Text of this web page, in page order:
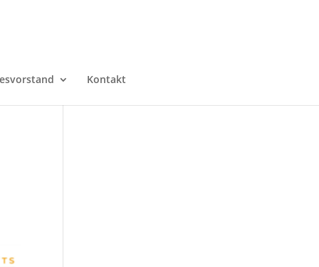
Kontakt